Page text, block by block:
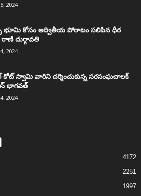
2024
భూమి కోసం అద్వితీయ పోరాటం సలిపిన ధీర
దుర్గావతి
2024
కోట్‌ స్వామి వారిని దర్శించుకున్న సరసంఘచాలక్
భాగవత్
2024
4172
2251
1997